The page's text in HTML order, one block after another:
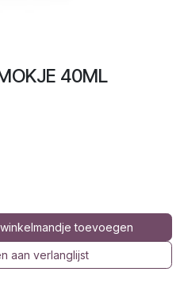
40ML
toevoegen
aan verlanglijst